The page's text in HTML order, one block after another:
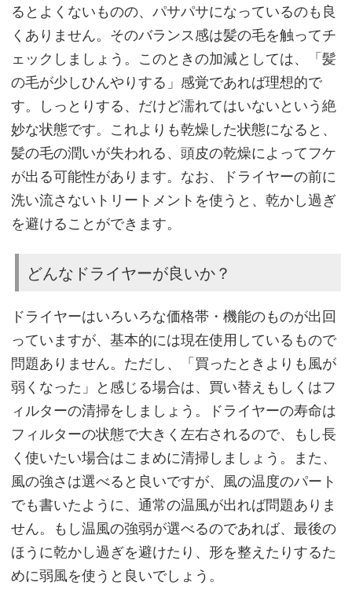
ー
＆
リ
ン
ス
の
方
法
水
い
②
シ
ャ
ン
プ
ー
（泡
立
て、
マ
るとよくないものの、パサパサになっているのも良
くありません。そのバランス感は髪の毛を触ってチ
ェックしましょう。このときの加減としては、「髪
の毛が少しひんやりする」感覚であれば理想的で
す。しっとりする、だけど濡れてはいないという絶
妙な状態です。これよりも乾燥した状態になると、
髪の毛の潤いが失われる、頭皮の乾燥によってフケ
が出る可能性があります。なお、ドライヤーの前に
洗い流さないトリートメントを使うと、乾かし過ぎ
を避けることができます。
どんなドライヤーが良いか？
ドライヤーはいろいろな価格帯・機能のものが出回
っていますが、基本的には現在使用しているもので
問題ありません。ただし、「買ったときよりも風が
弱くなった」と感じる場合は、買い替えもしくはフ
ィルターの清掃をしましょう。ドライヤーの寿命は
フィルターの状態で大きく左右されるので、もし長
く使いたい場合はこまめに清掃しましょう。また、
風の強さは選べると良いですが、風の温度のパート
でも書いたように、通常の温風が出れば問題ありま
せん。もし温風の強弱が選べるのであれば、最後の
ほうに乾かし過ぎを避けたり、形を整えたりするた
めに弱風を使うと良いでしょう。